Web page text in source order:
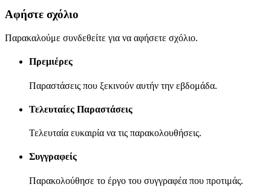
Αφήστε σχόλιο
Παρακαλούμε συνδεθείτε για να αφήσετε σχόλιο.
Πρεμιέρες
Παραστάσεις που ξεκινούν αυτήν την εβδομάδα.
Τελευταίες Παραστάσεις
Τελευταία ευκαιρία να τις παρακολουθήσεις.
Συγγραφείς
Παρακολούθησε το έργο του συγγραφέα που προτιμάς.